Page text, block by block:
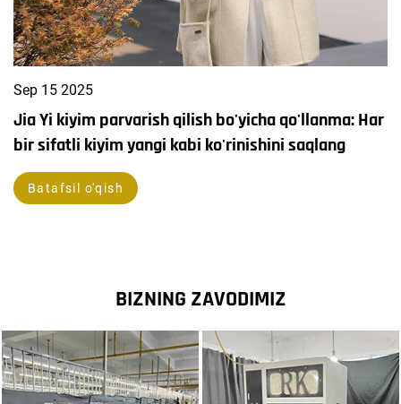
Sep 15 2025
Jia Yi kiyim parvarish qilish bo'yicha qo'llanma: Har
bir sifatli kiyim yangi kabi ko'rinishini saqlang
Batafsil o'qish
BIZNING ZAVODIMIZ